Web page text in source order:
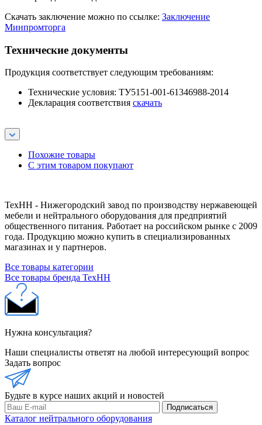
Скачать заключение можно по ссылке: Заключение
Минпромторга
Технические документы
Продукция соответствует следующим требованиям:
Технические условия: ТУ5151-001-61346988-2014
Декларация соответствия скачать
Похожие товары
С этим товаром покупают
ТехНН - Нижегородский завод по производству нержавеющей
мебели и нейтрального оборудования для предприятий
общественного питания. Работает на российском рынке с 2009
года. Продукцию можно купить в специализированных
магазинах и у партнеров.
Все товары категории
Все товары бренда ТехНН
Нужна консультация?
Наши специалисты ответят на любой интересующий вопрос
Задать вопрос
Будьте в курсе наших акций и новостей
Подписаться
Каталог нейтрального оборудования